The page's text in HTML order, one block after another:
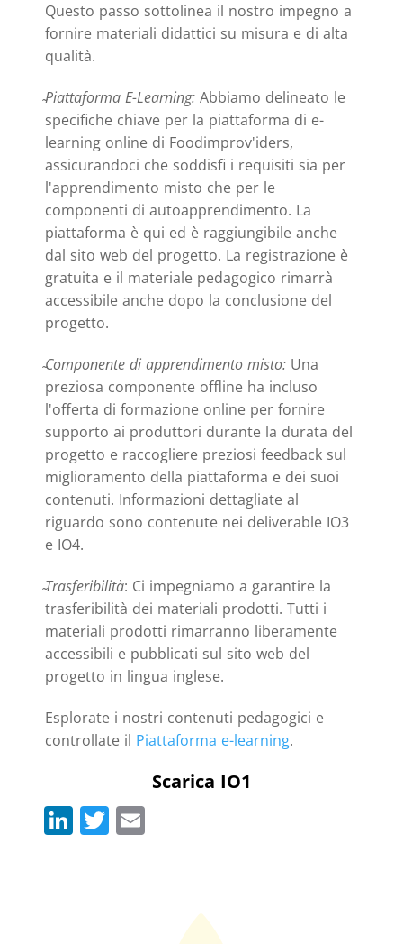
Questo passo sottolinea il nostro impegno a
fornire materiali didattici su misura e di alta
qualità.
Piattaforma E-Learning: Abbiamo delineato le
specifiche chiave per la piattaforma di e-
learning online di Foodimprov'iders,
assicurandoci che soddisfi i requisiti sia per
l'apprendimento misto che per le
componenti di autoapprendimento. La
piattaforma è qui ed è raggiungibile anche
dal sito web del progetto. La registrazione è
gratuita e il materiale pedagogico rimarrà
accessibile anche dopo la conclusione del
progetto.
Componente di apprendimento misto:Una
preziosa componente offline ha incluso
l'offerta di formazione online per fornire
supporto ai produttori durante la durata del
progetto e raccogliere preziosi feedback sul
miglioramento della piattaforma e dei suoi
contenuti. Informazioni dettagliate al
riguardo sono contenute nei deliverable IO3
e IO4.
Trasferibilità: Ci impegniamo a garantire la
trasferibilità dei materiali prodotti. Tutti i
materiali prodotti rimarranno liberamente
accessibili e pubblicati sul sito web del
progetto in lingua inglese.
Esplorate i nostri contenuti pedagogici e
controllate il Piattaforma e-learning.
Scarica IO1
Li T E